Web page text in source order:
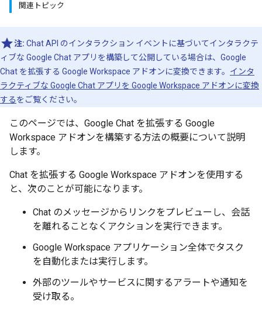
関連トピック
注: Chat API のインタラクション イベントに基づいてインタラクテ
ィブな Google Chat アプリを構築して公開している場合は、Google
Chat を拡張する Google Workspace アドオンに変換できます。 インタ
ラクティブな Google Chat アプリを Google Workspace アドオンに変換
するをご覧ください。
このページでは、Google Chat を拡張する Google
Workspace アドオンを構築する方法の概要について説明
します。
Chat を拡張する Google Workspace アドオンを使用する
と、次のことが可能になります。
Chat のメッセージからリンクをプレビューし、会話
を離れることなくアクションを実行できます。
Google Workspace アプリケーション全体でタスク
を自動化または実行します。
外部のツールやサービスに関するアラートや通知を
受け取る。